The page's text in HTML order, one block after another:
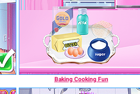
Baking Cooking Fun